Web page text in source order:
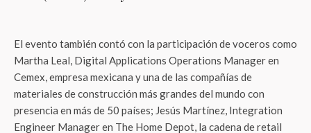
El evento también contó con la participación de voceros como
Martha Leal, Digital Applications Operations Manager en
Cemex, empresa mexicana y una de las compañías de
materiales de construcción más grandes del mundo con
presencia en más de 50 países; Jesús Martínez, Integration
Engineer Manager en The Home Depot, la cadena de retail